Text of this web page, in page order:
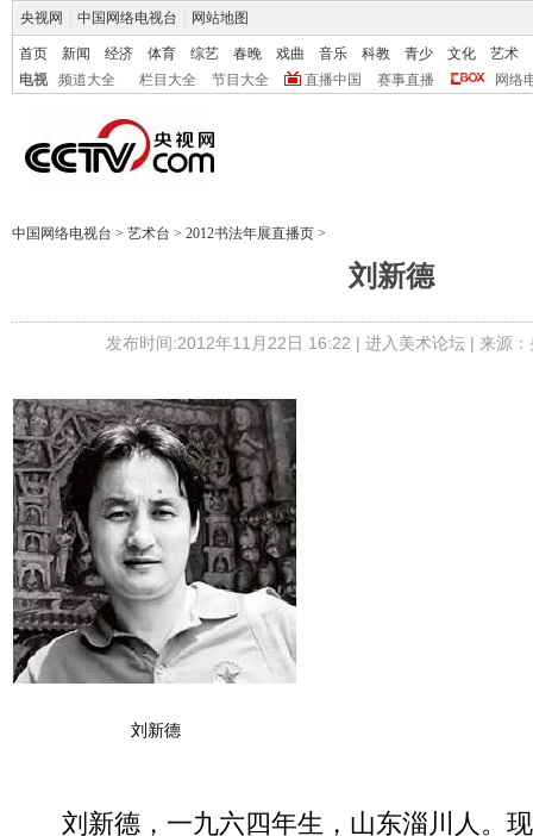
央视网 中国网络电视台 网站地图
首页 新闻 经济 体育 综艺 春晚 戏曲 音乐 科教 青少 文化
艺术
电视
频道大全 栏目大全 节目大全 直播中国 赛事直播 网络
中国网络电视台 > 艺术台 > 2012书法年展直播页 >
刘新德
发布时间:2012年11月22日 16:22 | 进入美术论坛| 来源
刘新德
刘新德，一九六四年生，山东淄川人。现